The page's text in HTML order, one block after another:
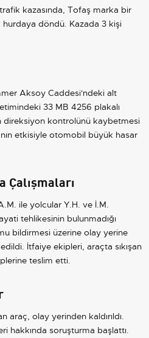
kazasında, Tofaş marka bir
döndü. Kazada 3 kişi
Aksoy Caddesi'ndeki alt
33 MB 4256 plakalı
kontrolünü kaybetmesi
etkisiyle otomobil büyük hasar
Çalışmaları
ile yolcular Y.H. ve İ.M.
tehlikesinin bulunmadığı
bildirmesi üzerine olay yerine
İtfaiye ekipleri, araçta sıkışan
teslim etti.
araç, olay yerinden kaldırıldı.
hakkında soruşturma başlattı.